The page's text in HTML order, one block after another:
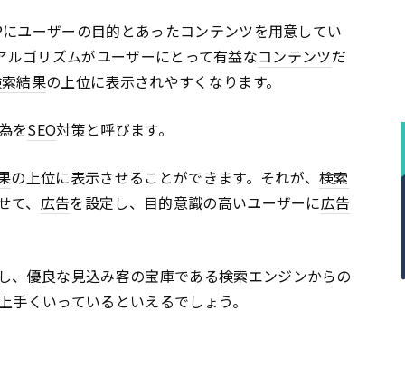
ユーザーの目的とあったコンテンツを用意してい
ゴリズムがユーザーにとって有益なコンテンツだ
結果の上位に表示されやすくなります。
をSEO対策と呼びます。
の上位に表示させることができます。それが、検索
、 広告を設定し、目的意識の高いユーザーに広告
、優良な見込み客の宝庫である検索エンジンからの
手くいっているといえるでしょう。